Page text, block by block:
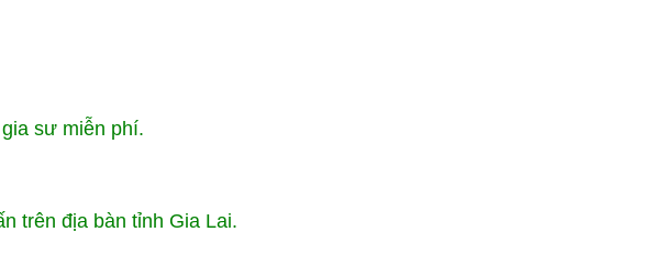
sư miễn phí.
trên địa bàn tỉnh Gia Lai.